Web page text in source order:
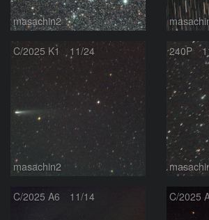
masachin2
C/2025 K1 11/24
masachin2
240P
C/2025 A6 11/14 C/2025